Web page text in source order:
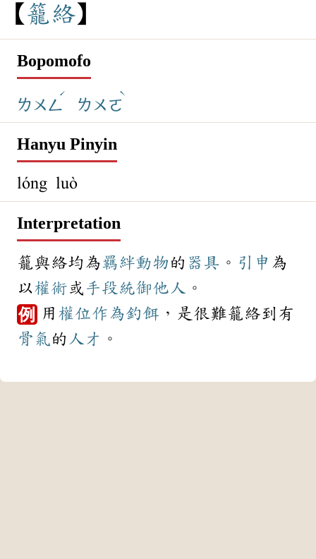
籠絡
Bopomofo
ㄌㄨㄥ
ˊ
ㄌㄨㄛ
ˋ
Hanyu Pinyin
lóng luò
Interpretation
籠與絡均為羈絆動物的 器具 。 引申 為
以權術 或 手段 統御他人 。
例 用 權位作為釣餌 ，是很難籠絡到有
骨氣 的 人才 。